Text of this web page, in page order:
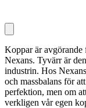
Koppar är
Nexans. Tyvärr är
industrin. Hos
och massbalans för
perfektion, men om
verkligen vår egen